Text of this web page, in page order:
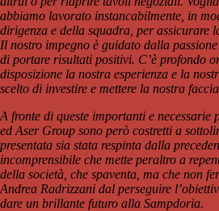
abbiamo lavorato instancabilmente, in
dirigenza e della squadra, per assicurare
Il nostro impegno è guidato dalla
di portare risultati positivi. C’è profondo
disposizione la nostra esperienza e la
scelto di investire e mettere la nostra
A fronte di queste importanti e necessarie
ed Aser Group sono però costretti a
presentata sia stata respinta dalla
incomprensibile che mette peraltro a
della società, che spaventa, ma che non
Andrea Radrizzani dal perseguire
dare un brillante futuro alla Sampdoria.